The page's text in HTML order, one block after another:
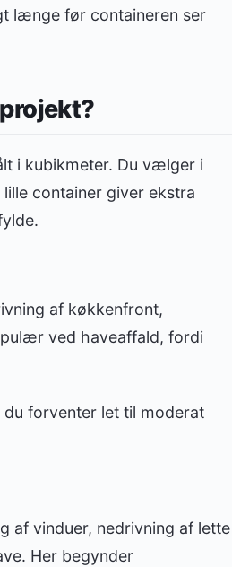
længe før containeren ser
i kubikmeter. Du vælger i
container giver ekstra
af køkkenfront,
ved haveaffald, fordi
forventer let til moderat
af vinduer, nedrivning af lette
Her begynder